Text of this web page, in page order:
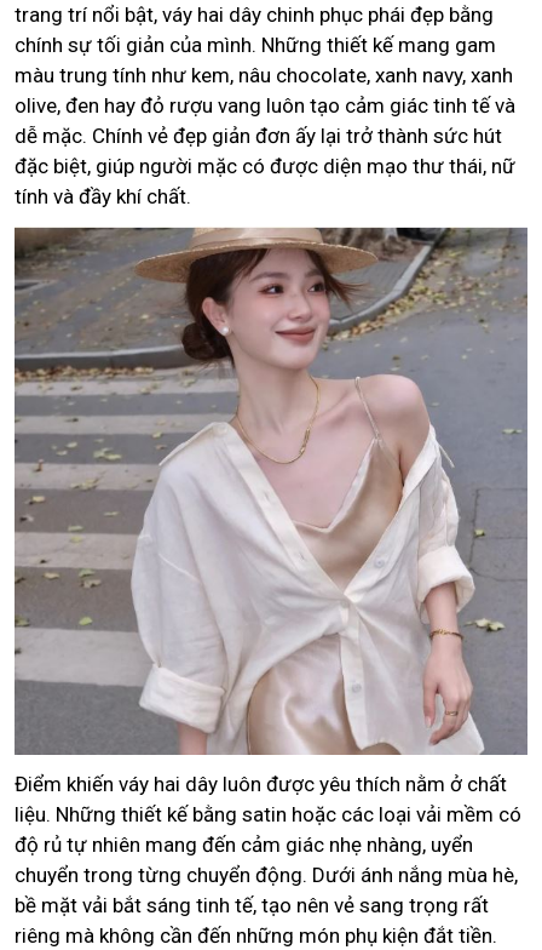
trang trí nổi bật, váy hai dây chinh phục phái đẹp bằng
chính sự tối giản của mình. Những thiết kế mang gam
màu trung tính như kem, nâu chocolate, xanh navy, xanh
olive, đen hay đỏ rượu vang luôn tạo cảm giác tinh tế và
dễ mặc. Chính vẻ đẹp giản đơn ấy lại trở thành sức hút
đặc biệt, giúp người mặc có được diện mạo thư thái, nữ
tính và đầy khí chất.
Điểm khiến váy hai dây luôn được yêu thích nằm ở chất
liệu. Những thiết kế bằng satin hoặc các loại vải mềm có
độ rủ tự nhiên mang đến cảm giác nhẹ nhàng, uyển
chuyển trong từng chuyển động. Dưới ánh nắng mùa hè,
bề mặt vải bắt sáng tinh tế, tạo nên vẻ sang trọng rất
riêng mà không cần đến những món phụ kiện đắt tiền.